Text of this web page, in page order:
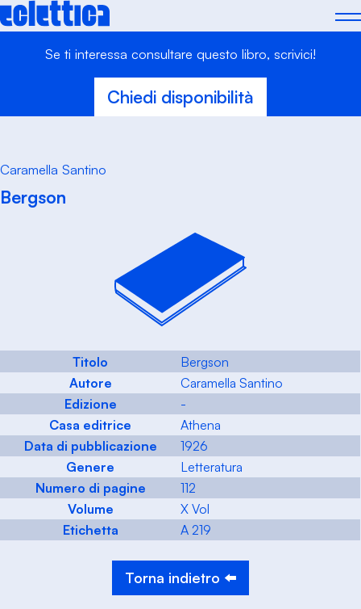
Skip
to
Se ti interessa consultare questo libro, scrivici!
Chiedi disponibilità
Caramella Santino
Bergson
Titolo
Bergson
Autore
Caramella Santino
Edizione
-
Casa editrice
Athena
Data di pubblicazione
1926
Genere
Letteratura
Numero di pagine
112
Volume
X Vol
Etichetta
A 219
Torna indietro ⬅️